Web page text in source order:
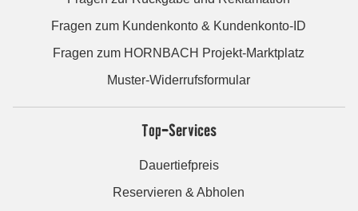
Fragen zum Kundenkonto & Kundenkonto-ID
Fragen zum HORNBACH Projekt-Marktplatz
Muster-Widerrufsformular
Top-Services
Dauertiefpreis
Reservieren & Abholen